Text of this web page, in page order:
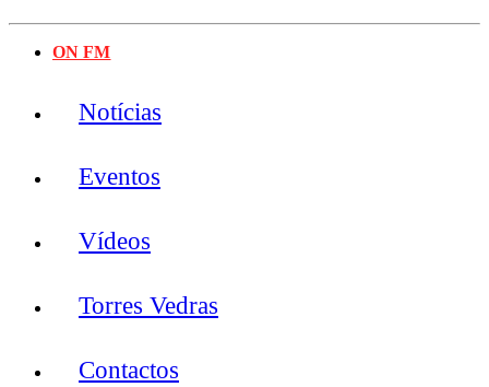
ON FM
Notícias
Eventos
Vídeos
Torres Vedras
Contactos